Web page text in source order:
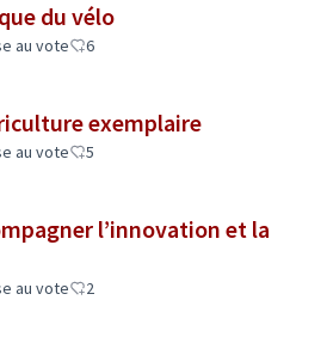
du vélo
au vote 6
exemplaire
au vote 5
l’innovation et la
au vote 2